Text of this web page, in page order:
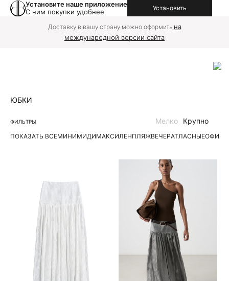
Установите наше приложение
С ним покупки удобнее
Установить
Доставку в вашу страну можно оформить на
международной версии сайта
ЮБКИ
ФИЛЬТРЫ
ПОКАЗАТЬ ВСЕМИНИМИДИМАКСИЛЕНПЛЯЖВЕЧЕРАТЛАСНЫЕОФИС
Мелко Крупно